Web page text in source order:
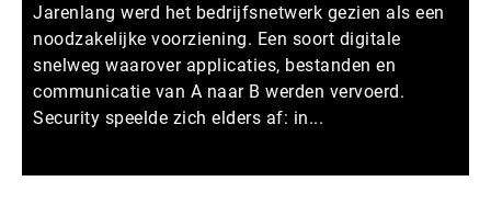
Jarenlang werd het bedrijfsnetwerk gezien als een
noodzakelijke voorziening. Een soort digitale
snelweg waarover applicaties, bestanden en
communicatie van A naar B werden vervoerd.
Security speelde zich elders af: in...